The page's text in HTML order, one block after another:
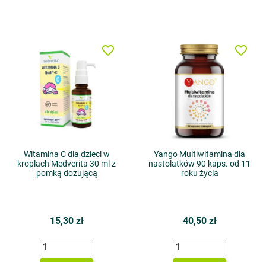
Witamina C dla dzieci w
kroplach Medverita 30 ml z
pomką dozującą
15,30 zł
favorite_border
Yango Multiwitamina dla
nastolatków 90 kaps. od 11
roku życia
40,50 zł
favorite_border